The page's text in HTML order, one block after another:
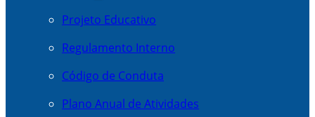
Projeto Educativo
Regulamento Interno
Código de Conduta
Plano Anual de Atividades